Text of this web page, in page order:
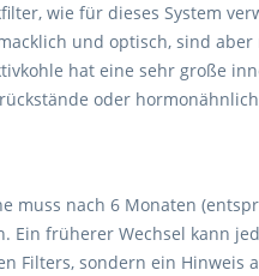
wie für dieses System
und optisch, sind
hat eine sehr große
oder
muss nach 6 Monaten
Ein früherer Wechsel kann
Filters, sondern ein